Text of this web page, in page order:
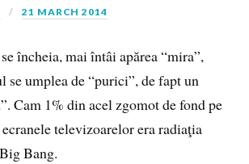
21 MARCH 2014
încheia, mai întâi apărea “mira”,
se umplea de “purici”, de fapt un
Cam 1% din acel zgomot de fond pe
televizoarelor era radiaţia
Bang.